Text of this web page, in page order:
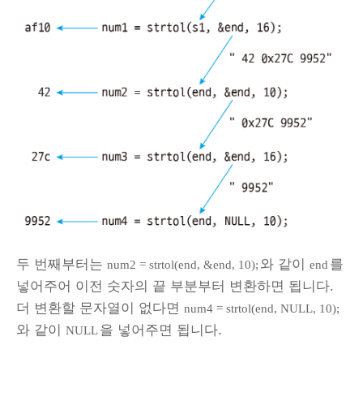
두 번째부터는 num2 = strtol(end, &end, 10); 와 같이 end 를
넣어주어 이전 숫자의 끝 부분부터 변환하면 됩니다.
더 변환할 문자열이 없다면 num4 = strtol(end, NULL, 10);
와 같이 NULL을 넣어주면 됩니다.